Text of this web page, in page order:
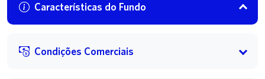
Características do Fundo
Condições Comerciais